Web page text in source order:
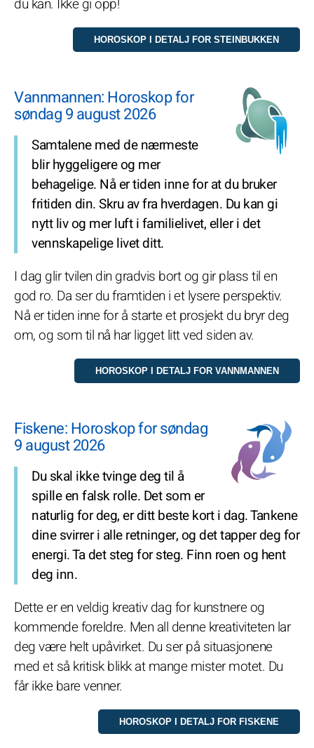
Vannmannen: Horoskop for
søndag 9 august 2026
Samtalene med de nærmeste
blir hyggeligere og mer
behagelige. Nå er tiden inne for at du bruker
fritiden din. Skru av fra hverdagen. Du kan gi
nytt liv og mer luft i familielivet, eller i det
vennskapelige livet ditt.
I dag glir tvilen din gradvis bort og gir plass til en
god ro. Da ser du framtiden i et lysere perspektiv.
Nå er tiden inne for å starte et prosjekt du bryr deg
om, og som til nå har ligget litt ved siden av.
Fiskene: Horoskop for søndag
9 august 2026
Du skal ikke tvinge deg til å
spille en falsk rolle. Det som er
naturlig for deg, er ditt beste kort i dag. Tankene
dine svirrer i alle retninger, og det tapper deg for
energi. Ta det steg for steg. Finn roen og hent
deg inn.
Dette er en veldig kreativ dag for kunstnere og
kommende foreldre. Men all denne kreativiteten lar
deg være helt upåvirket. Du ser på situasjonene
med et så kritisk blikk at mange mister motet. Du
får ikke bare venner.